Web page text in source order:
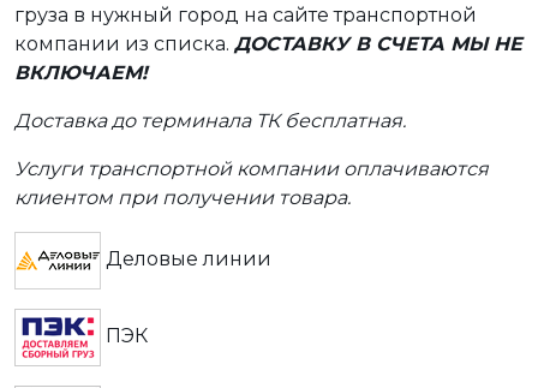
груза в нужный город на сайте транспортной
компании из списка. ДОСТАВКУ В СЧЕТА МЫ НЕ
ВКЛЮЧАЕМ!
Доставка до терминала ТК бесплатная.
Услуги транспортной компании оплачиваются
клиентом при получении товара.
Деловые линии
ПЭК